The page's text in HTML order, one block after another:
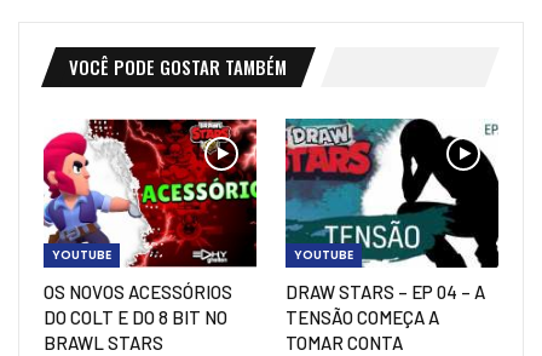
VOCÊ PODE GOSTAR TAMBÉM
YOUTUBE
OS NOVOS ACESSÓRIOS
DO COLT E DO 8 BIT NO
BRAWL STARS
YOUTUBE
DRAW STARS – EP 04 – A
TENSÃO COMEÇA A
TOMAR CONTA